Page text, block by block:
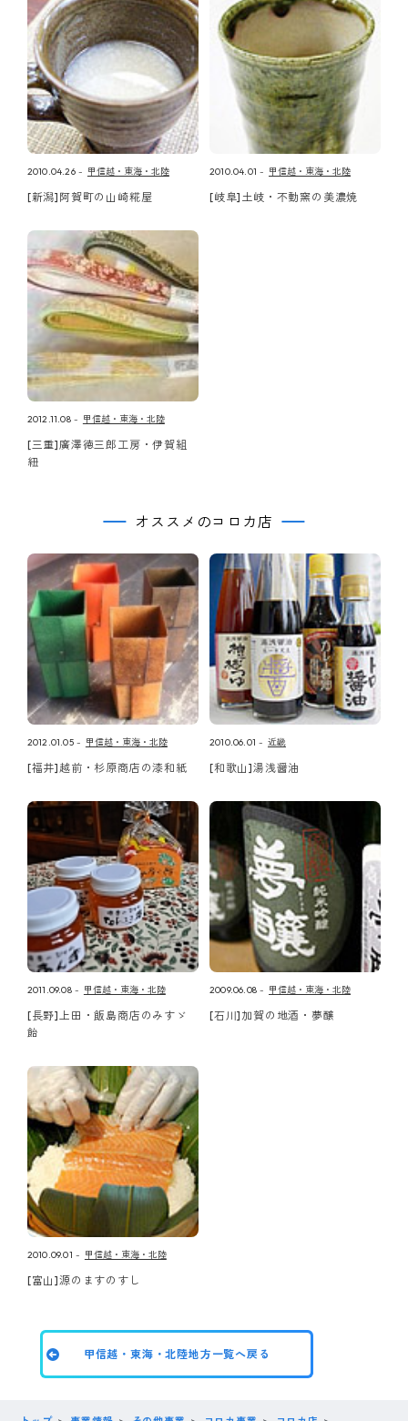
2010.04.26 甲信越・東海・北陸
[新潟]阿賀町の山崎糀屋
2010.04.01 甲信越・東海・北陸
[岐阜]土岐・不動窯の美濃焼
2012.11.08 甲信越・東海・北陸
[三重]廣澤徳三郎工房・伊賀組
紐
オススメのコロカ店
2012.01.05 甲信越・東海・北陸
[福井]越前・杉原商店の漆和紙
2010.06.01 近畿
[和歌山]湯浅醤油
2011.09.08 甲信越・東海・北陸
[長野]上田・飯島商店のみすゞ
飴
2009.06.08 甲信越・東海・北陸
[石川]加賀の地酒・夢醸
2010.09.01 甲信越・東海・北陸
[富山]源のますのすし
甲信越・東海・北陸地方一覧へ戻る